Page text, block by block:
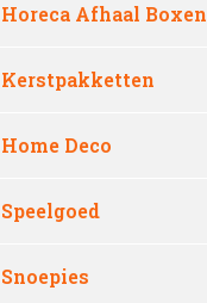
Horeca Afhaal Boxen
Kerstpakketten
Home Deco
Speelgoed
Snoepies